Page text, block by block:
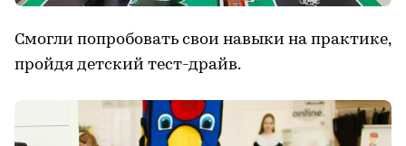
Смогли попробовать свои навыки на практике,
пройдя детский тест-драйв.